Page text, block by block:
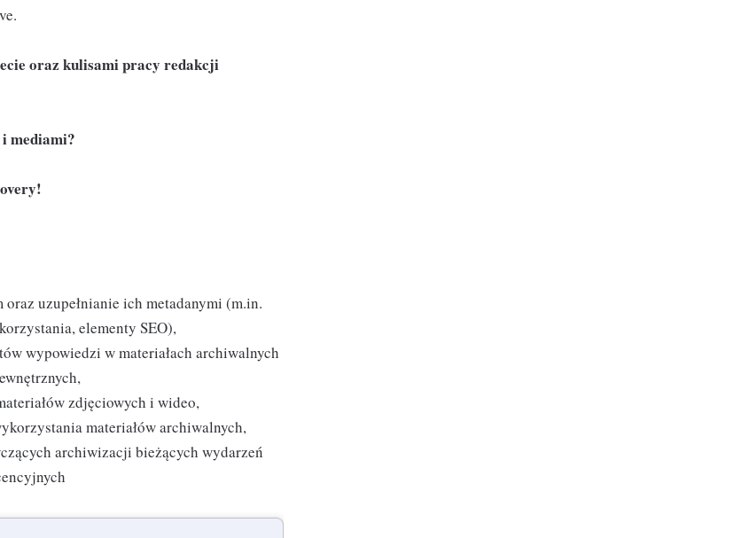
oraz kulisami pracy redakcji
i mediami?
uzupełnianie ich metadanymi (m.in.
elementy SEO),
wypowiedzi w materiałach archiwalnych
zdjęciowych i wideo,
materiałów archiwalnych,
archiwizacji bieżących wydarzeń